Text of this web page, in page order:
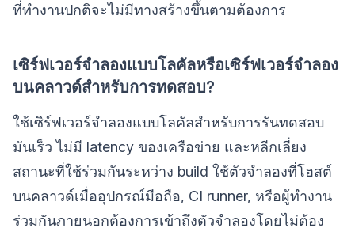
ที่ทำงานปกติจะไม่มีทางสร้างขึ้นตามต้องการ
เซิร์ฟเวอร์จำลองแบบโลคัลหรือเซิร์ฟเวอร์จำลอง
บนคลาวด์สำหรับการทดสอบ?
ใช้เซิร์ฟเวอร์จำลองแบบโลคัลสำหรับการรันทดสอบ
มันเร็ว ไม่มี latency ของเครือข่าย และหลีกเลี่ยง
สถานะที่ใช้ร่วมกันระหว่าง build ใช้ตัวจำลองที่โฮสต์
บนคลาวด์เมื่ออุปกรณ์มือถือ, CI runner, หรือผู้ทำงาน
ร่วมกันภายนอกต้องการเข้าถึงตัวจำลองโดยไม่ต้อง